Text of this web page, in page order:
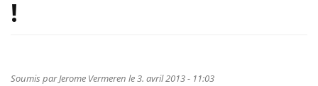
!
Soumis parJerome Vermeren le 3. avril 2013 - 11:03